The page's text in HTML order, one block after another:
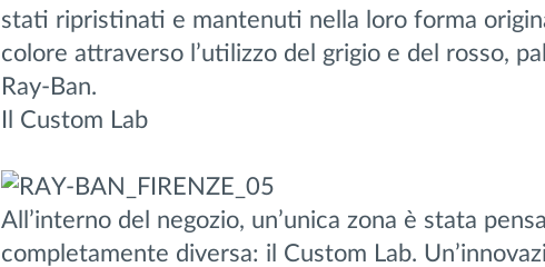
stati ripristinati e mantenuti nella loro forma
colore attraverso l’utilizzo del grigio e del rosso,
Ray-Ban.
Il Custom Lab
All’interno del negozio, un’unica zona è stata
completamente diversa: il Custom Lab.